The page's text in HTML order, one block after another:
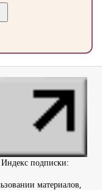
подписки:
материалов,